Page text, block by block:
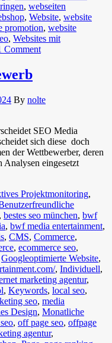
, webseiten
, Website, website
promotion, website
, Websites mit
Comment
By nolte
SEO Media
sich diese doch
der Wettbewerber, deren
Analysen eingesetzt
Projektmonitoring,
, bestes seo münchen, bwf
, bwf media entertainment,
, CMS, Commerce,
, ecommerce seo,
Googleoptimierte Website,
, Individuell,
marketing agentur,
, Keywords, local seo,
seo, media
Design, Monatliche
, off page seo, offpage
agentur,